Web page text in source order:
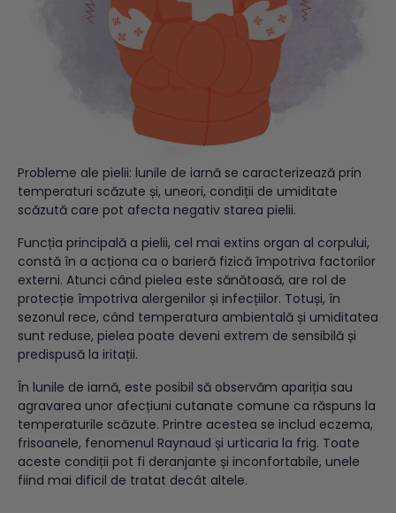
Probleme ale pielii: lunile de iarnă se caracterizează prin
temperaturi scăzute și, uneori, condiții de umiditate
scăzută care pot afecta negativ starea pielii.
Funcția principală a pielii, cel mai extins organ al corpului,
constă în a acționa ca o barieră fizică împotriva factorilor
externi. Atunci când pielea este sănătoasă, are rol de
protecție împotriva alergenilor și infecțiilor. Totuși, în
sezonul rece, când temperatura ambientală și umiditatea
sunt reduse, pielea poate deveni extrem de sensibilă și
predispusă la iritații.
În lunile de iarnă, este posibil să observăm apariția sau
agravarea unor afecțiuni cutanate comune ca răspuns la
temperaturile scăzute. Printre acestea se includ eczema,
frisoanele, fenomenul Raynaud și urticaria la frig. Toate
aceste condiții pot fi deranjante și inconfortabile, unele
fiind mai dificil de tratat decât altele.